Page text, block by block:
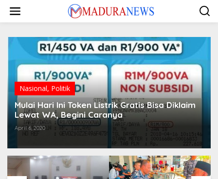
konten
Nasional, Politik
Mulai Hari Ini Token Listrik Gratis Bisa Diklaim
Lewat WA, Begini Caranya
April 6, 2020